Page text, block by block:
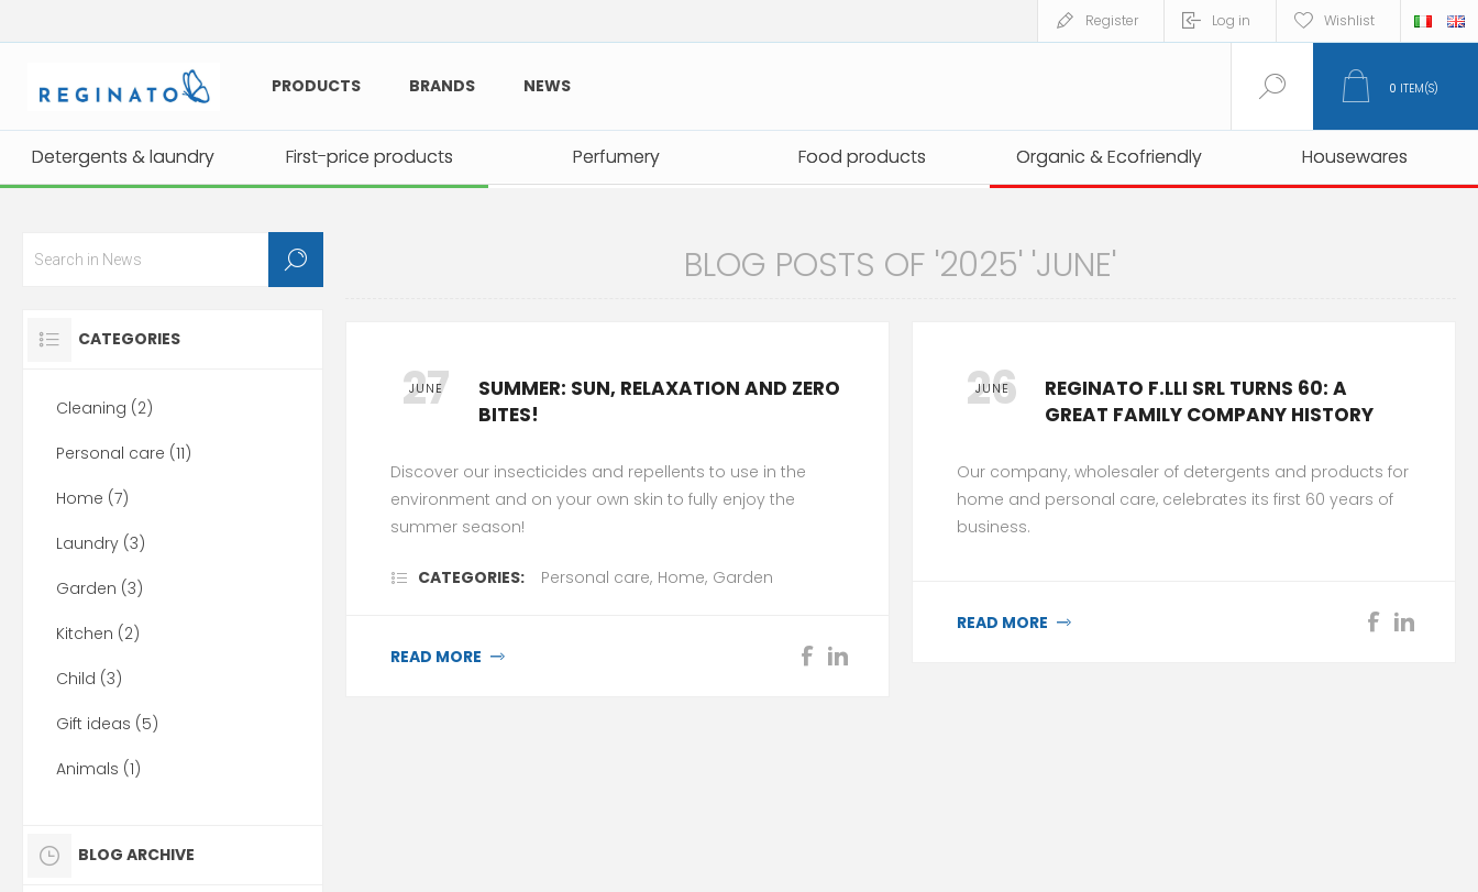
Register Log in Wishlist
PRODUCTS BRANDS NEWS
Detergents & laundry First-price products Perfumery Food products Organic & Ecofriendly Housewares
Detergents & laundry First-price products Perfumery Food products Organic & Ecofriendly Housewares
0 ITEM(S)
BLOG POSTS OF '2025' 'JUNE'
27
JUNE
SUMMER: SUN, RELAXATION AND ZERO
BITES!
Discover our insecticides and repellents to use in the
environment and on your own skin to fully enjoy the
summer season!
CATEGORIES: Personal care, Home, Garden
READ MORE
26
JUNE
REGINATO F.LLI SRL TURNS 60: A
GREAT FAMILY COMPANY HISTORY
Our company, wholesaler of detergents and products for
home and personal care, celebrates its first 60 years of
business.
READ MORE
CATEGORIES
Cleaning (2)
Personal care (11)
Home (7)
Laundry (3)
Garden (3)
Kitchen (2)
Child (3)
Gift ideas (5)
Animals (1)
BLOG ARCHIVE